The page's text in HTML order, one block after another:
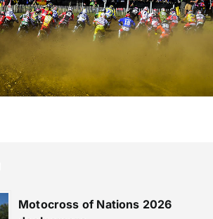
Motocross of Nations 2026